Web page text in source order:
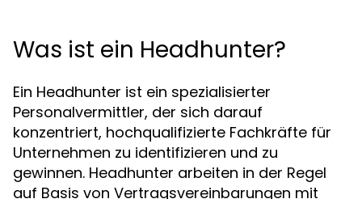
Was ist ein Headhunter?
Ein Headhunter ist ein spezialisierter
Personalvermittler, der sich darauf
konzentriert, hochqualifizierte Fachkräfte für
Unternehmen zu identifizieren und zu
gewinnen. Headhunter arbeiten in der Regel
auf Basis von Vertragsvereinbarungen mit